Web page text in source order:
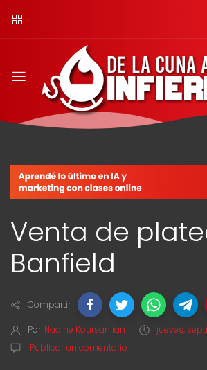
Venta de
Banfield
Compartir
Por Nadine Koursanlian
jueves,
Publicar un comentario